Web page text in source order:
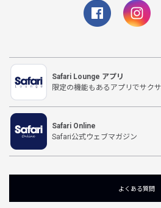
Safari Lounge アプリ
限定の機能もあるアプリでサク
Safari Online
Safari公式ウェブマガジン
よくある質問